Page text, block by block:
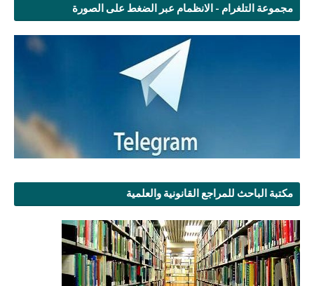
مجموعة التلغرام - الانظمام عبر الضغط على الصورة
مكتبة الباحث للمراجع القانونية والعلمية